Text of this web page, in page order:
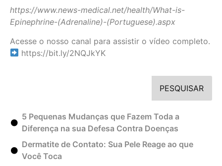
https://www.news-medical.net/health/What-is-
Epinephrine-(Adrenaline)-(Portuguese).aspx
Acesse o nosso canal para assistir o vídeo completo.
https://bit.ly/2NQJkYK
PESQUISAR
5 Pequenas Mudanças que Fazem Toda a
Diferença na sua Defesa Contra Doenças
Dermatite de Contato: Sua Pele Reage ao que
Você Toca